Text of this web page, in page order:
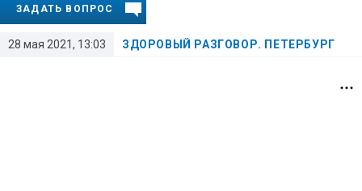
28 мая 2021, 13:03 ЗДОРОВЫЙ РАЗГОВОР. ПЕТЕРБУРГ
ЗАДАТЬ ВОПРОС